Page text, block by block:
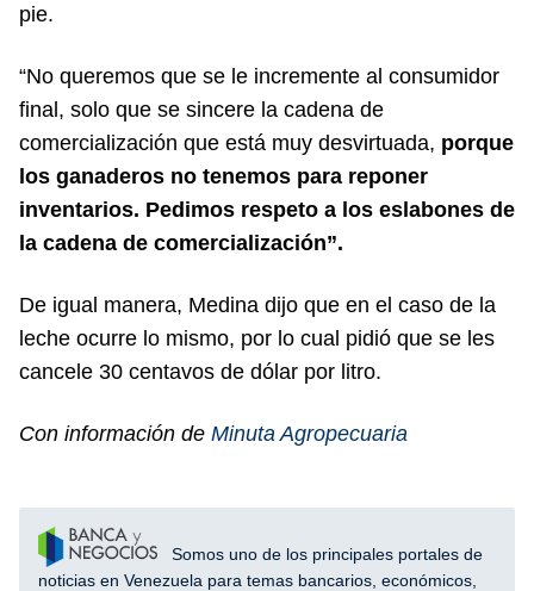
pie.
“No queremos que se le incremente al consumidor
final, solo que se sincere la cadena de
comercialización que está muy desvirtuada, porque
los ganaderos no tenemos para reponer
inventarios. Pedimos respeto a los eslabones de
la cadena de comercialización”.
De igual manera, Medina dijo que en el caso de la
leche ocurre lo mismo, por lo cual pidió que se les
cancele 30 centavos de dólar por litro.
Con información de Minuta Agropecuaria
Somos uno de los principales portales de
noticias en Venezuela para temas bancarios, económicos,